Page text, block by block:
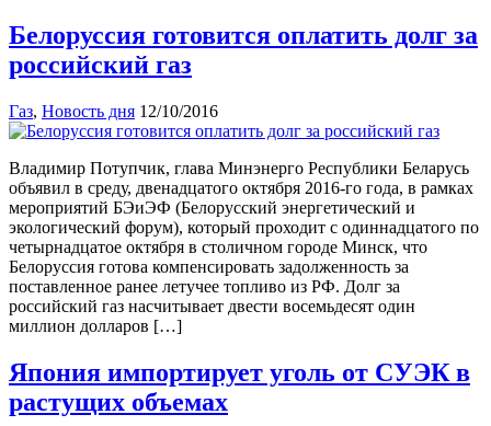
Белоруссия готовится оплатить долг за
российский газ
Газ, Новость дня 12/10/2016
Владимир Потупчик, глава Минэнерго Республики Беларусь
объявил в среду, двенадцатого октября 2016-го года, в рамках
мероприятий БЭиЭФ (Белорусский энергетический и
экологический форум), который проходит с одиннадцатого по
четырнадцатое октября в столичном городе Минск, что
Белоруссия готова компенсировать задолженность за
поставленное ранее летучее топливо из РФ. Долг за
российский газ насчитывает двести восемьдесят один
миллион долларов […]
Япония импортирует уголь от СУЭК в
растущих объемах